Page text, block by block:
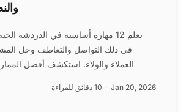
تعلم 12 مهارة أساسية في الدردشة
في ذلك التواصل والتعاطف وحل
العملاء والولاء. استكشف أفضل
Jan 20, 2026 10 دقائق للقراءة